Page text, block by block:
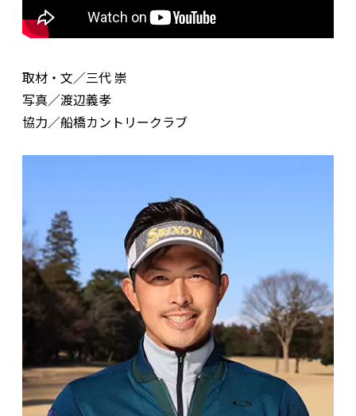
取材・文／三代 崇
写真／渡辺義孝
協力／船橋カントリークラブ